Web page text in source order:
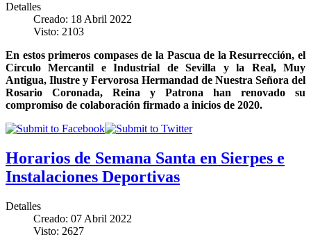
Detalles
Creado: 18 Abril 2022
Visto: 2103
En estos primeros compases de la Pascua de la Resurrección, el
Círculo Mercantil e Industrial de Sevilla y la Real, Muy
Antigua, Ilustre y Fervorosa Hermandad de Nuestra Señora del
Rosario Coronada, Reina y Patrona han renovado su
compromiso de colaboración firmado a inicios de 2020.
Horarios de Semana Santa en Sierpes e
Instalaciones Deportivas
Detalles
Creado: 07 Abril 2022
Visto: 2627